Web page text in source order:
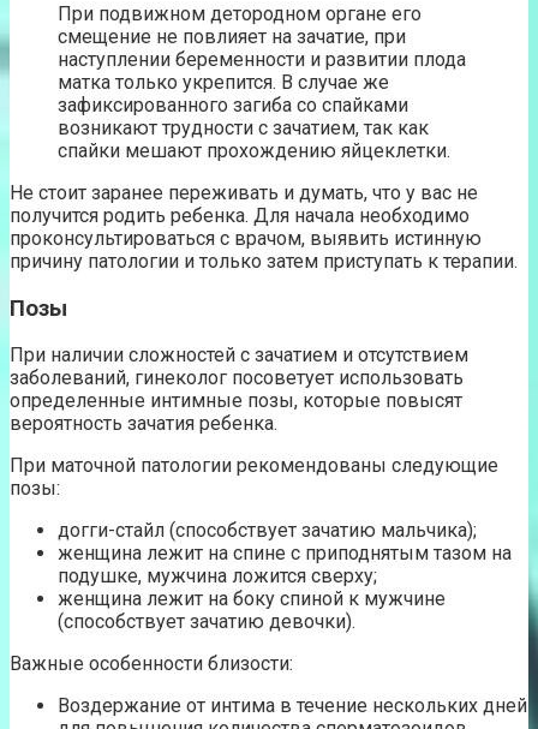
При подвижном детородном органе его
смещение не повлияет на зачатие, при
наступлении беременности и развитии плода
матка только укрепится. В случае же
зафиксированного загиба со спайками
возникают трудности с зачатием, так как
спайки мешают прохождению яйцеклетки.
Не стоит заранее переживать и думать, что у вас не
получится родить ребенка. Для начала необходимо
проконсультироваться с врачом, выявить истинную
причину патологии и только затем приступать к терапии.
Позы
При наличии сложностей с зачатием и отсутствием
заболеваний, гинеколог посоветует использовать
определенные интимные позы, которые повысят
вероятность зачатия ребенка.
При маточной патологии рекомендованы следующие
позы:
догги-стайл (способствует зачатию мальчика);
женщина лежит на спине с приподнятым тазом на
подушке, мужчина ложится сверху;
женщина лежит на боку спиной к мужчине
(способствует зачатию девочки).
Важные особенности близости:
Воздержание от интима в течение нескольких дней